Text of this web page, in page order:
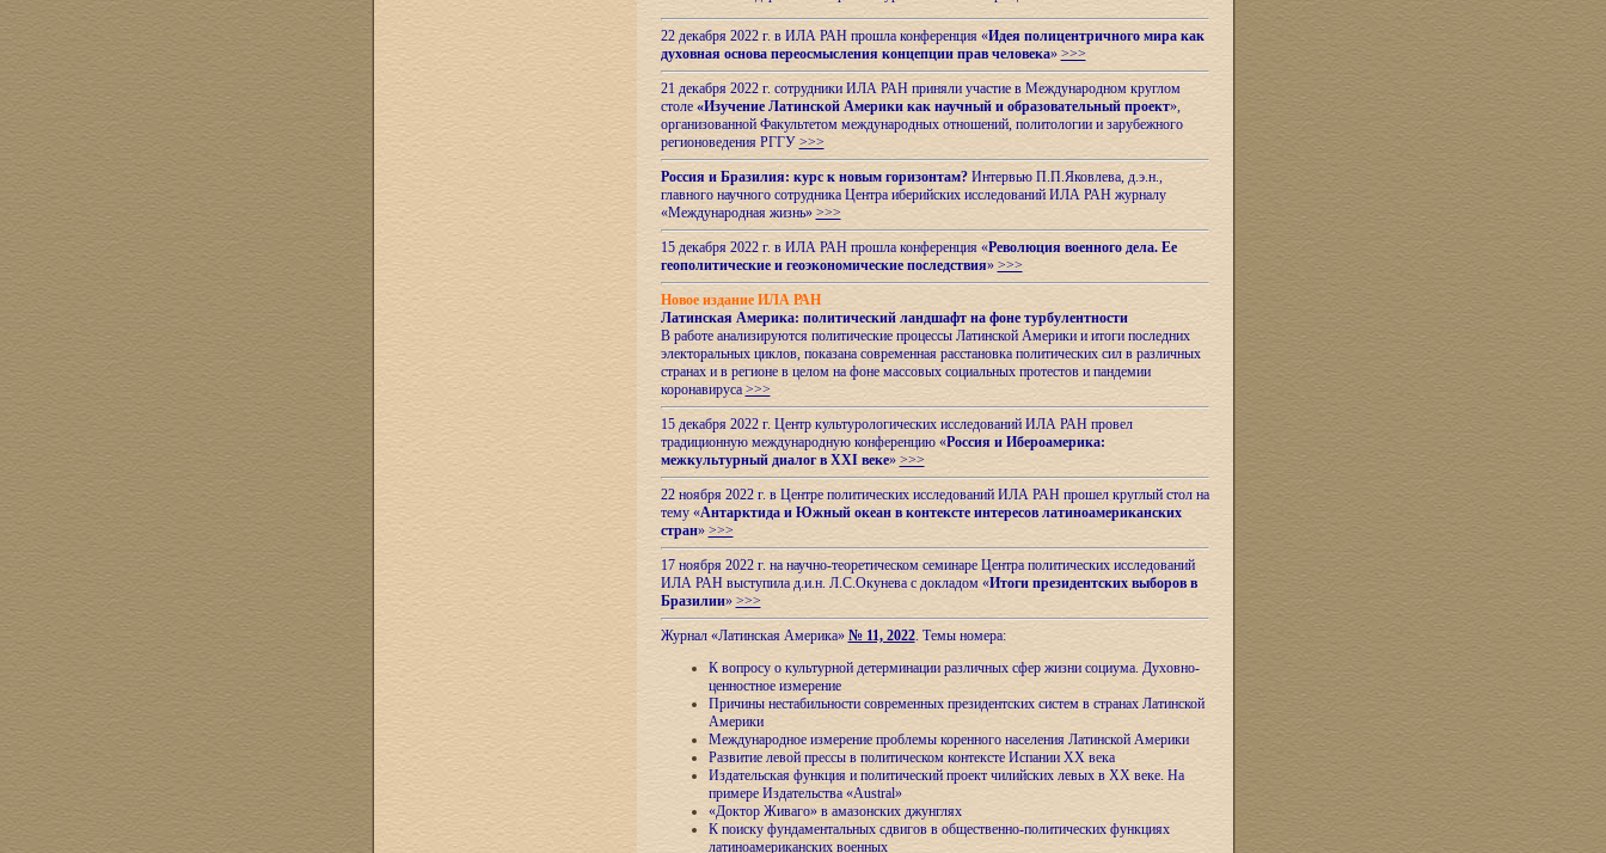
22 декабря 2022 г. в ИЛА РАН прошла конференция «Идея полицентричного мира как
духовная основа переосмысления концепции прав человека» >>>
21 декабря 2022 г. сотрудники ИЛА РАН приняли участие в Международном круглом
столе «Изучение Латинской Америки как научный и образовательный проект»,
организованной Факультетом международных отношений, политологии и зарубежного
регионоведения РГГУ >>>
Россия и Бразилия: курс к новым горизонтам?Интервью П.П.Яковлева, д.э.н.,
главного научного сотрудника Центра иберийских исследований ИЛА РАН журналу
«Международная жизнь» >>>
15 декабря 2022 г. в ИЛА РАН прошла конференция «Революция военного дела. Ее
геополитические и геоэкономические последствия» >>>
Новое издание ИЛА РАН
Латинская Америка: политический ландшафт на фоне турбулентности
В работе анализируются политические процессы Латинской Америки и итоги последних
электоральных циклов, показана современная расстановка политических сил в различных
странах и в регионе в целом на фоне массовых социальных протестов и пандемии
коронавируса >>>
15 декабря 2022 г. Центр культурологических исследований ИЛА РАН провел
традиционную международную конференцию «Россия и Ибероамерика:
межкультурный диалог в XXI веке» >>>
22 ноября 2022 г. в Центре политических исследований ИЛА РАН прошел круглый стол на
тему «Антарктида и Южный океан в контексте интересов латиноамериканских
стран» >>>
17 ноября 2022 г. на научно-теоретическом семинаре Центра политических исследований
ИЛА РАН выступила д.и.н. Л.С.Окунева с докладом «Итоги президентских выборов в
Бразилии» >>>
Журнал «Латинская Америка» № 11, 2022. Темы номера:
К вопросу о культурной детерминации различных сфер жизни социума. Духовно-
ценностное измерение
Причины нестабильности современных президентских систем в странах Латинской
Америки
Международное измерение проблемы коренного населения Латинской Америки
Развитие левой прессы в политическом контексте Испании XX века
Издательская функция и политический проект чилийских левых в XX веке. На
примере Издательства «Austral»
«Доктор Живаго» в амазонских джунглях
К поиску фундаментальных сдвигов в общественно-политических функциях
латиноамериканских военных